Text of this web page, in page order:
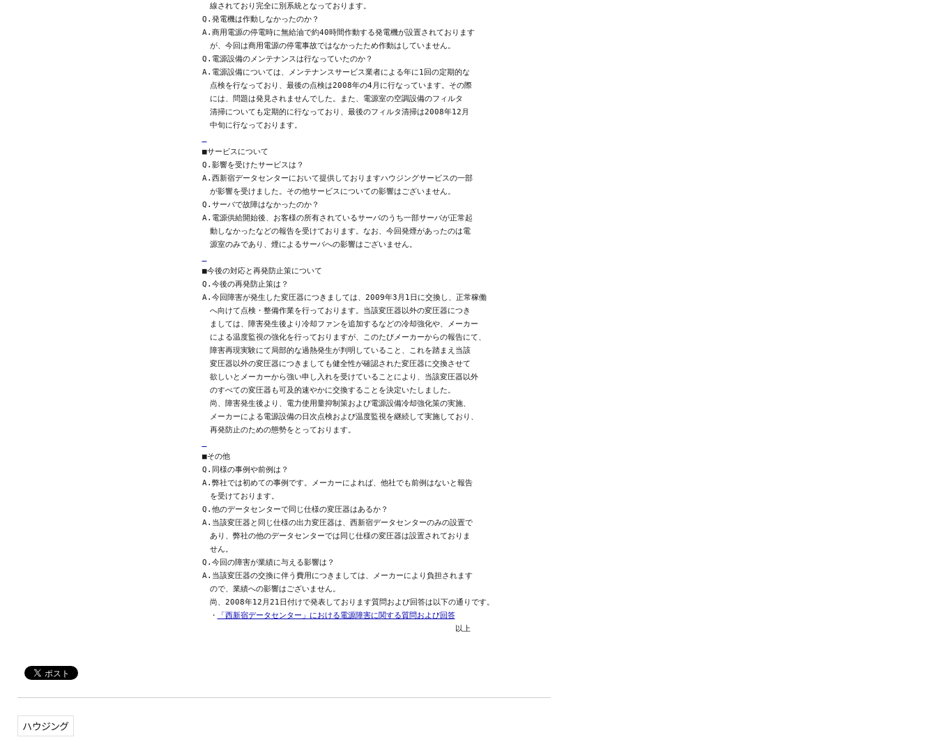
線されており完全に別系統となっております。
Q.発電機は作動しなかったのか？
A.商用電源の停電時に無給油で約40時間作動する発電機が設置されております
が、今回は商用電源の停電事故ではなかったため作動はしていません。
Q.電源設備のメンテナンスは行なっていたのか？
A.電源設備については、メンテナンスサービス業者による年に1回の定期的な
点検を行なっており、最後の点検は2008年の4月に行なっています。その際
には、問題は発見されませんでした。また、電源室の空調設備のフィルタ
清掃についても定期的に行なっており、最後のフィルタ清掃は2008年12月
■サービスについて
Q.影響を受けたサービスは？
A.西新宿データセンターにおいて提供しておりますハウジングサービスの一部
が影響を受けました。その他サービスについての影響はございません。
Q.サーバで故障はなかったのか？
A.電源供給開始後、お客様の所有されているサーバのうち一部サーバが正常起
動しなかったなどの報告を受けております。なお、今回発煙があったのは電
■今後の対応と再発防止策について
Q.今後の再発防止策は？
A.今回障害が発生した変圧器につきましては、2009年3月1日に交換し、正常稼働
へ向けて点検・整備作業を行っております。当該変圧器以外の変圧器につき
ましては、障害発生後より冷却ファンを追加するなどの冷却強化や、メーカー
による温度監視の強化を行っておりますが、このたびメーカーからの報告にて、
障害再現実験にて局部的な過熱発生が判明していること、これを踏まえ当該
変圧器以外の変圧器につきましても健全性が確認された変圧器に交換させて
欲しいとメーカーから強い申し入れを受けていることにより、当該変圧器以外
のすべての変圧器も可及的速やかに交換することを決定いたしました。
尚、障害発生後より、電力使用量抑制策および電源設備冷却強化策の実施、
メーカーによる電源設備の日次点検および温度監視を継続して実施しており、
■その他
Q.同様の事例や前例は？
A.弊社では初めての事例です。メーカーによれば、他社でも前例はないと報告
を受けております。
Q.他のデータセンターで同じ仕様の変圧器はあるか？
A.当該変圧器と同じ仕様の出力変圧器は、西新宿データセンターのみの設置で
あり、弊社の他のデータセンターでは同じ仕様の変圧器は設置されておりま
せん。
Q.今回の障害が業績に与える影響は？
A.当該変圧器の交換に伴う費用につきましては、メーカーにより負担されます
ので、業績への影響はございません。
尚、2008年12月21日付けで発表しております質問および回答は以下の通りです。
・
「西新宿データセンター」における電源障害に関する質問および回答
以上
ハウジング